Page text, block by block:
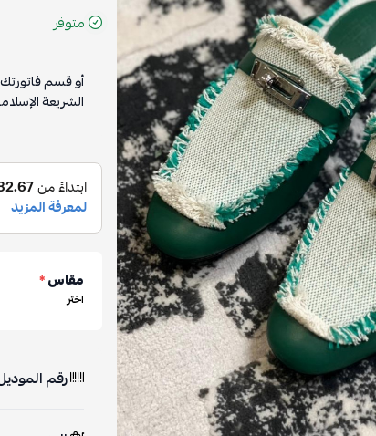
متوفر
أو قسم
الشريعة
مقاس*
اختر
رقم